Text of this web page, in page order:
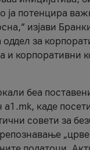
ја потенцира
изјави
за
и корпоративни
беа
a1.mk, каде
совети за